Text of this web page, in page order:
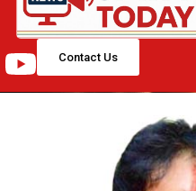
Contact Us